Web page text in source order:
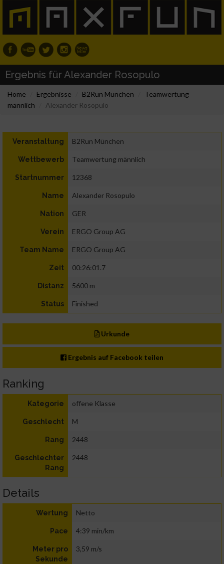
Ergebnis für Alexander Rosopulo
Home Ergebnisse B2Run München
Teamwertung
männlich
Alexander Rosopulo
Veranstaltung B2Run München
Wettbewerb Teamwertung männlich
Startnummer 12368
Name Alexander Rosopulo
Nation GER
Verein ERGO Group AG
Team Name ERGO Group AG
Zeit 00:26:01.7
Distanz 5600 m
Status Finished
Urkunde
Ergebnis auf Facebook teilen
Ranking
Kategorie offene Klasse
Geschlecht M
Rang 2448
Geschlechter
Rang
2448
Details
Wertung Netto
Pace 4:39 min/km
Meter pro
Sekunde
3,59 m/s